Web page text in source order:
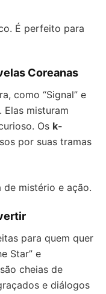
É perfeito para
Coreanas
como “Signal” e
Elas misturam
Os k-
por suas tramas
de mistério e ação.
para quem quer
Star” e
cheias de
e diálogos